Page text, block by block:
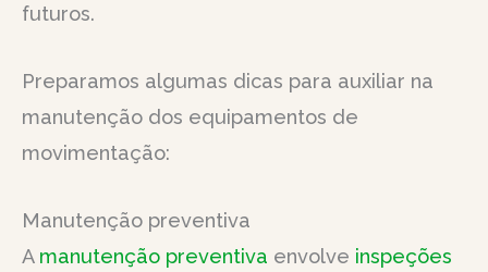
futuros.
Preparamos algumas dicas para auxiliar na
manutenção dos equipamentos de
movimentação:
Manutenção preventiva
A manutenção preventiva envolve inspeções